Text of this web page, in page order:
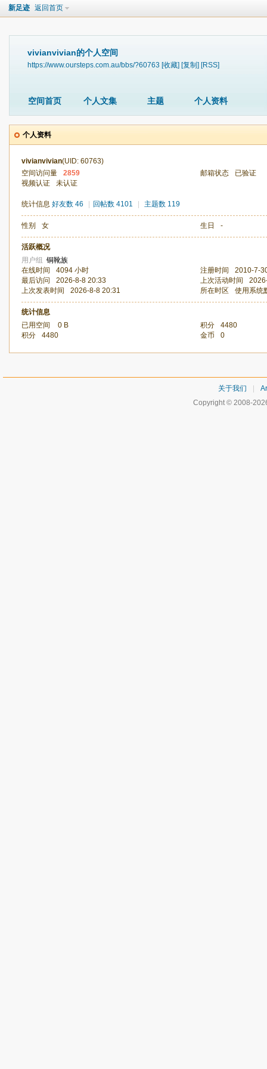
新足迹 返回首页
vivianvivian的个人空间
https://www.oursteps.com.au/bbs/?60763 [收藏] [复制] [RSS]
空间首页 个人文集 主题 个人资料
个人资料
vivianvivian(UID: 60763)
空间访问量
2859 邮箱状态
已验证
视频认证
未认证
统计信息 好友数 46 回帖数 4101 主题数 119
性别 女 生日 -
活跃概况
用户组 铜靴族
在线时间
4094 小时 注册时间
2010-7-
最后访问
2026-8-8 20:33 上次活动时间
上次发表时间
2026-8-8 20:31 所在时区 使用系统
统计信息
已用空间
0 B 积分
4480
积分
4480 金币 0
关于我们
Copyright © 2008-